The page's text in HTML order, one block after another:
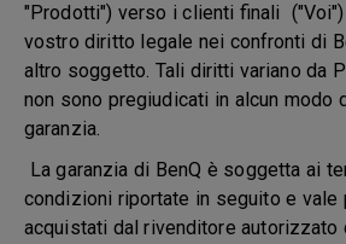
"Prodotti") verso i clienti finali
vostro diritto legale nei confronti di
altro soggetto. Tali diritti variano da
non sono pregiudicati in alcun modo
garanzia.
La garanzia di BenQ è soggetta ai
condizioni riportate in seguito e vale
acquistati dal rivenditore autorizzato